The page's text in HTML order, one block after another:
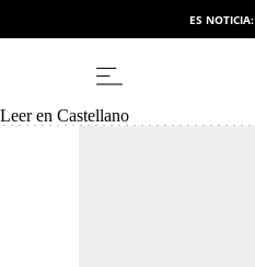
ES NOTICIA:
Leer en Castellano